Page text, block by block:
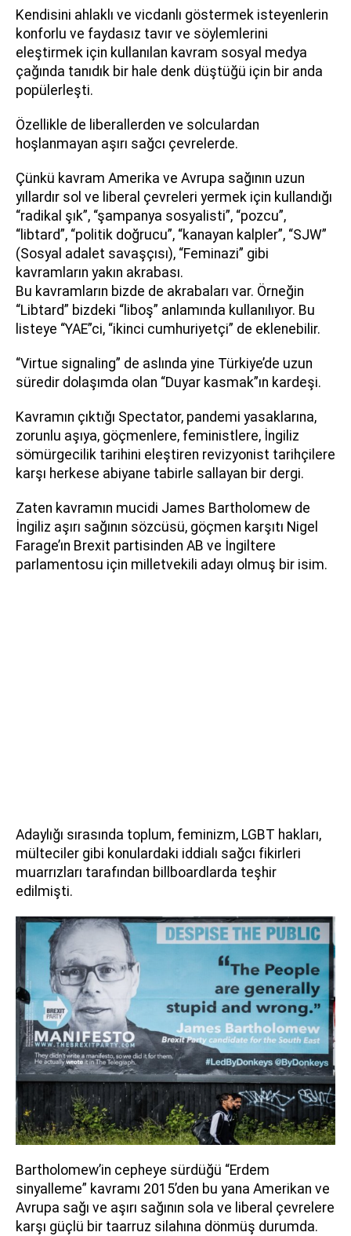
Kendisini ahlaklı ve vicdanlı göstermek isteyenlerin
konforlu ve faydasız tavır ve söylemlerini
eleştirmek için kullanılan kavram sosyal medya
çağında tanıdık bir hale denk düştüğü için bir anda
popülerleşti.
Özellikle de liberallerden ve solculardan
hoşlanmayan aşırı sağcı çevrelerde.
Çünkü kavram Amerika ve Avrupa sağının uzun
yıllardır sol ve liberal çevreleri yermek için kullandığı
“radikal şık”, “şampanya sosyalisti”, “pozcu”,
“libtard”, “politik doğrucu”, “kanayan kalpler”, “SJW”
(Sosyal adalet savaşçısı), “Feminazi” gibi
kavramların yakın akrabası.
Bu kavramların bizde de akrabaları var. Örneğin
“Libtard” bizdeki “liboş” anlamında kullanılıyor. Bu
listeye “YAE”ci, “ikinci cumhuriyetçi” de eklenebilir.
“Virtue signaling” de aslında yine Türkiye’de uzun
süredir dolaşımda olan “Duyar kasmak”ın kardeşi.
Kavramın çıktığı Spectator, pandemi yasaklarına,
zorunlu aşıya, göçmenlere, feministlere, İngiliz
sömürgecilik tarihini eleştiren revizyonist tarihçilere
karşı herkese abiyane tabirle sallayan bir dergi.
Zaten kavramın mucidi James Bartholomew de
İngiliz aşırı sağının sözcüsü, göçmen karşıtı Nigel
Farage’ın Brexit partisinden AB ve İngiltere
parlamentosu için milletvekili adayı olmuş bir isim.
Adaylığı sırasında toplum, feminizm, LGBT hakları,
mülteciler gibi konulardaki iddialı sağcı fikirleri
muarrızları tarafından billboardlarda teşhir
edilmişti.
Bartholomew’in cepheye sürdüğü “Erdem
sinyalleme” kavramı 2015’den bu yana Amerikan ve
Avrupa sağı ve aşırı sağının sola ve liberal çevrelere
karşı güçlü bir taarruz silahına dönmüş durumda.